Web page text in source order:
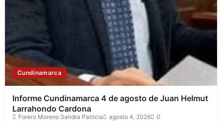
Cundinamarca
Informe Cundinamarca 4 de agosto de Juan Helmut
Larrahondo Cardona
Forero Moreno Sandra Patricia agosto 4, 2026 0